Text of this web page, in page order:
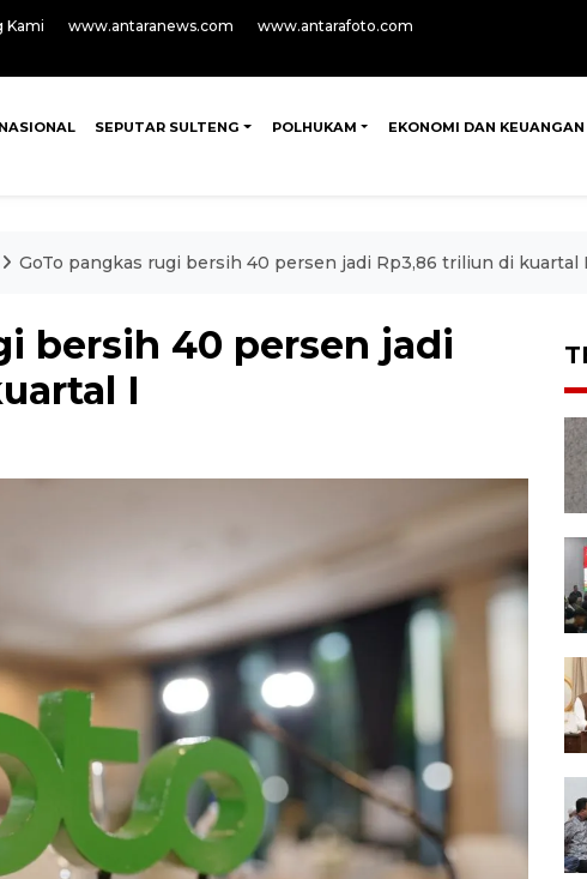
Kami www.antaranews.com
www.antarafoto.com
NASIONAL SEPUTAR SULTENG POLHUKAM EKONOMI DAN KEUANGAN
GoTo pangkas rugi bersih 40 persen jadi Rp3,86 triliun di kuartal I
bersih 40 persen jadi
I